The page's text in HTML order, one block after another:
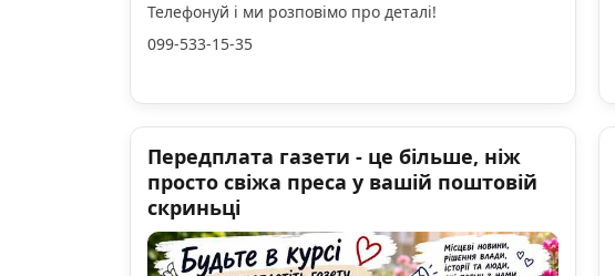
Телефонуй і ми розповімо про деталі!
099-533-15-35
Передплата газети - це більше, ніж
просто свіжа преса у вашій поштовій
скриньці